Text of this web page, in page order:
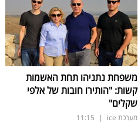
משפחת נתניהו תחת האשמות
קשות: "הותירו חובות של אלפי
שקלים"
מערכת ice |
11:15